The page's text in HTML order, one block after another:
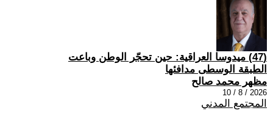
(47) ميدوسا العراقية: حين تحجّر الوطن وباعت
الطبقة الوسطى مدافئها
مظهر محمد صالح
2026 / 8 / 10
المجتمع المدني